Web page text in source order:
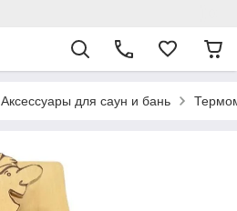
Аксессуары для саун и бань